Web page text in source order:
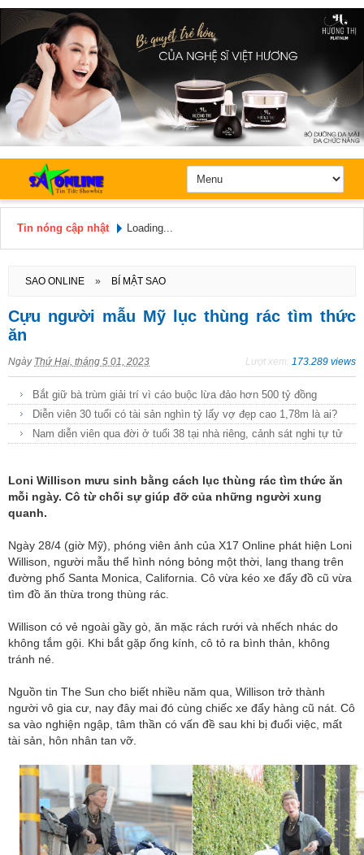
Tin nóng cập nhật Loading...
SAO ONLINE » BÍ MẬT SAO
Cựu người mẫu Mỹ lục thùng rác tìm thức
ăn
Ngày Thứ Hai, tháng 5 01, 2023 Lượt xem: 173.289 views
Bắt giữ bà trùm giải trí vì cáo buộc lừa đảo hơn 500 tỷ đồng
Diễn viên 30 tuổi có tài sản nghìn tỷ lấy vợ đẹp cao 1,78m là ai?
Nam diễn viên qua đời ở tuổi 38 tại nhà riêng, cảnh sát nghi tự tử
Loni Willison mưu sinh bằng cách lục thùng rác tìm thức ăn
mỗi ngày. Cô từ chối sự giúp đỡ của những người xung
quanh.
Ngày 28/4 (giờ Mỹ), phóng viên ảnh của X17 Online phát hiện Loni
Willison, người mẫu thể hình nóng bỏng một thời, lang thang trên
đường phố Santa Monica, California. Cô vừa kéo xe đẩy đồ cũ vừa
tìm đồ ăn thừa trong thùng rác.
Willison có vẻ ngoài gầy gò, ăn mặc rách rưới và nhếch nhác do
không tắm gội. Khi bắt gặp ống kính, cô tỏ ra bình thản, không
tránh né.
Nguồn tin The Sun cho biết nhiều năm qua, Willison trở thành
người vô gia cư, nay đây mai đó cùng chiếc xe đẩy hàng cũ nát. Cô
sa vào nghiện ngập, tâm thần có vấn đề sau khi bị đuổi việc, mất
tài sản, hôn nhân tan vỡ.